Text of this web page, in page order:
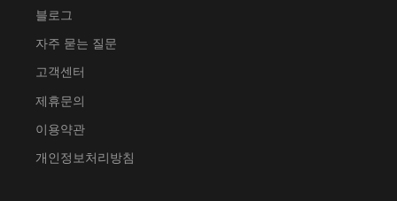
블로그
자주 묻는 질문
고객센터
제휴문의
이용약관
개인정보처리방침